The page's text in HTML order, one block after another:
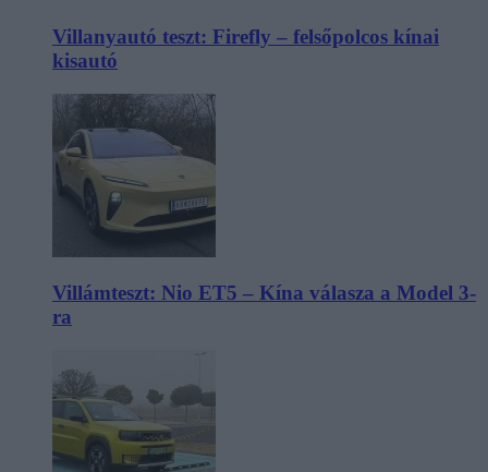
Villanyautó teszt: Firefly – felsőpolcos kínai
kisautó
Villámteszt: Nio ET5 – Kína válasza a Model 3-
ra